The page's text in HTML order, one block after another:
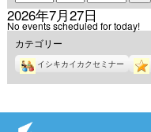
2026年7月27日
No events scheduled for today!
カテゴリー
イシキカイカクセミナー